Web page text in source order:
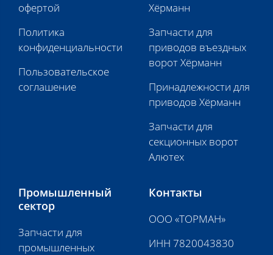
офертой
Политика
конфиденциальности
Пользовательское
соглашение
Хёрманн
Запчасти для
приводов въездных
ворот Хёрманн
Принадлежности для
приводов Хёрманн
Запчасти для
секционных ворот
Алютех
Промышленный
сектор
Запчасти для
промышленных
Контакты
ООО «ТОРМАН»
ИНН 7820043830